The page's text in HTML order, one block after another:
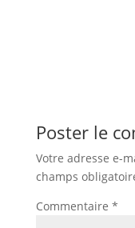
Poster le
Votre adresse e-
champs
Commentaire *